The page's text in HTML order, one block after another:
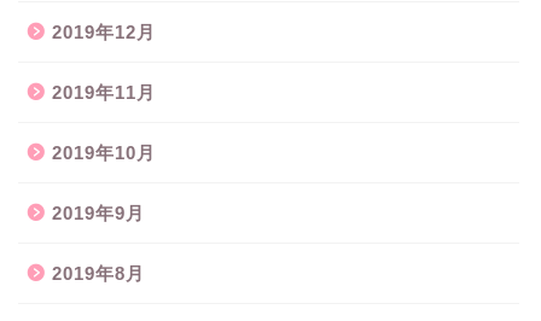
2019年12月
2019年11月
2019年10月
2019年9月
2019年8月